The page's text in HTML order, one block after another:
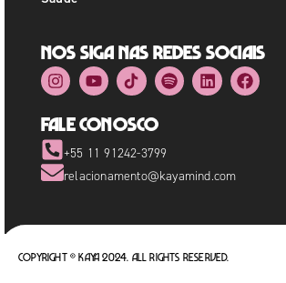
Nos siga nas redes sociais
Fale Conosco
+55 11 91242-3799
relacionamento@kayamind.com
Copyright © Kaya 2024. All rights reserved.